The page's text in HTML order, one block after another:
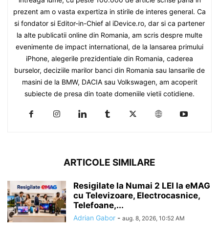
prezent am o vasta expertiza in stirile de interes general. Ca
si fondator si Editor-in-Chief al iDevice.ro, dar si ca partener
la alte publicatii online din Romania, am scris despre multe
evenimente de impact international, de la lansarea primului
iPhone, alegerile prezidentiale din Romania, caderea
burselor, deciziile marilor banci din Romania sau lansarile de
masini de la BMW, DACIA sau Volkswagen, am acoperit
subiecte de presa din toate domeniile vietii cotidiene.
ARTICOLE SIMILARE
Resigilate la Numai 2 LEI la eMAG
cu Televizoare, Electrocasnice,
Telefoane,...
Adrian Gabor - aug. 8, 2026, 10:52 AM